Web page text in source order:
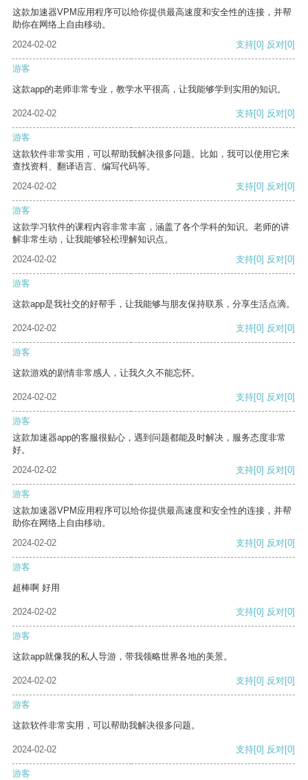
这款加速器VPM应用程序可以给你提供最高速度和安全性的连接，并帮
助你在网络上自由移动。
2024-02-02
支持[0] 反对[0]
游客
这款app的老师非常专业，教学水平很高，让我能够学到实用的知识。
2024-02-02 支持[0] 反对[0]
游客
这款软件非常实用，可以帮助我解决很多问题。比如，我可以使用它来
查找资料、翻译语言、编写代码等。
2024-02-02
支持[0] 反对[0]
游客
这款学习软件的课程内容非常丰富，涵盖了各个学科的知识。老师的讲
解非常生动，让我能够轻松理解知识点。
2024-02-02
支持[0] 反对[0]
游客
这款app是我社交的好帮手，让我能够与朋友保持联系，分享生活点滴。
2024-02-02 支持[0] 反对[0]
游客
这款游戏的剧情非常感人，让我久久不能忘怀。
2024-02-02 支持[0] 反对[0]
游客
这款加速器app的客服很贴心，遇到问题都能及时解决，服务态度非常
好。
2024-02-02
支持[0] 反对[0]
游客
这款加速器VPM应用程序可以给你提供最高速度和安全性的连接，并帮
助你在网络上自由移动。
2024-02-02
支持[0] 反对[0]
游客
超棒啊 好用
2024-02-02 支持[0] 反对[0]
游客
这款app就像我的私人导游，带我领略世界各地的美景。
2024-02-02 支持[0] 反对[0]
游客
这款软件非常实用，可以帮助我解决很多问题。
2024-02-02 支持[0] 反对[0]
游客